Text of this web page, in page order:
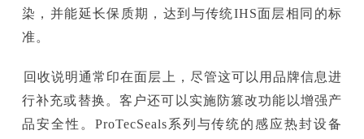
染，并能延长保质期，达到与传统IHS面层相同的标
准。
收说明通常印在面层上，尽管这可以用品牌信息进
行补充或替换。客户还可以实施防篡改功能以增强产
品安全性。ProTecSeals系列与传统的感应热封设备